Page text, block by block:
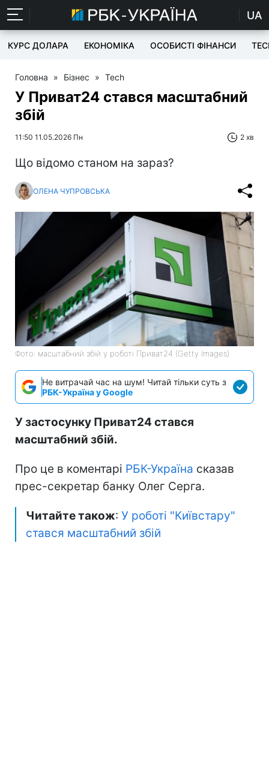
UA
КУРС ДОЛАРА ЕКОНОМІКА ОСОБИСТІ ФІНАНСИ
Головна » Бізнес » Tech
У Приват24 стався масштабний
збій
11:50 11.05.2026 Пн 2 хв
Що відомо станом на зараз?
ОЛЕНА ЧУПРОВСЬКА
Фото: масштабний збій у роботі Приват24 (Getty Images)
Не витрачай час на шум! Читай тільки суть з
РБК-Україна у Google
У застосунку Приват24 стався
масштабний збій.
Про це в коментарі РБК-Україна сказав
прес-секретар банку Олег Серга.
Читайте також: У роботі "Київстару"
стався масштабний збій